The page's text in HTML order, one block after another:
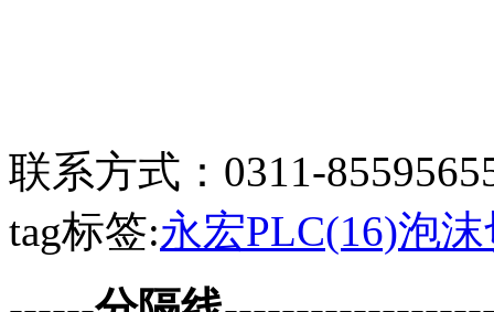
联系方式：0311-
tag标签:永宏PLC(16)泡